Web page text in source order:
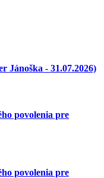
Jánoška - 31.07.2026)
povolenia pre
povolenia pre